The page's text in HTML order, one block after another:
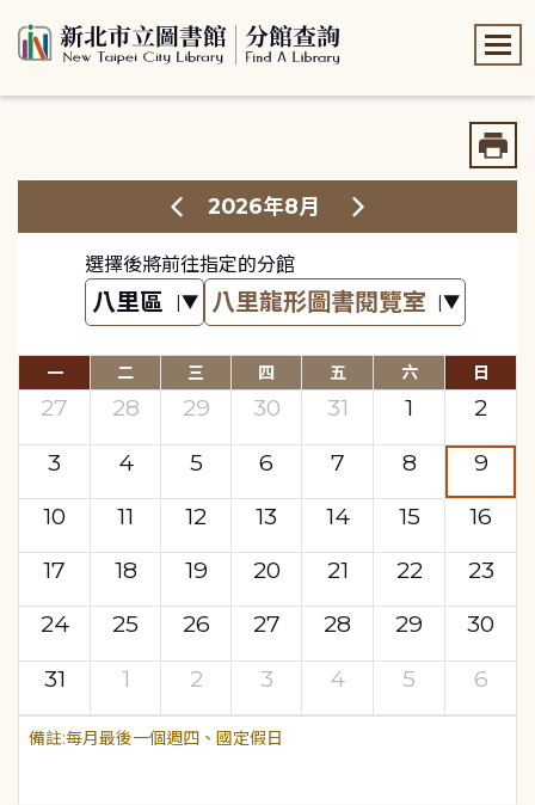
2026年8月
選擇後將前往指定的分館
一 二 三 四 五 六 日
27 28 29 30 31 1
2
3
4 5 6 7 8
9
10
11 12 13 14 15
16
17
18 19 20 21 22
23
24
25 26 27 28 29
30
31
1 2 3 4 5 6
每月最後一個週四、國定假日